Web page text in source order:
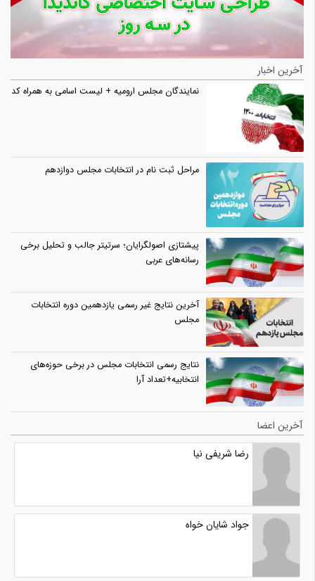
آخرین اخبار
نمایندگان مجلس ارومیه + لیست اسامی به همراه کد
مراحل ثبت نام در انتخابات مجلس دوازدهم
پیشتازی اصولگرایان؛ سرتیتر جالب و تحلیل برخی
رسانه‌های عربی
آخرین نتایج غیر رسمی یازدهمین دوره انتخابات
مجلس
نتایج رسمی انتخابات مجلس در برخی حوزه‌های
انتخابیه+تعداد آرا
آخرین اعضا
رضا شریفی نیا
جواد شایان خواه